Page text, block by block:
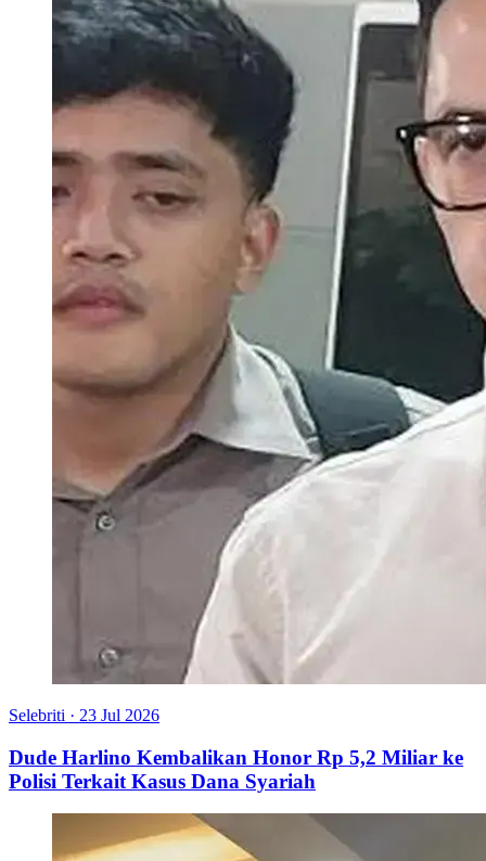
Selebriti · 23 Jul 2026
Dude Harlino Kembalikan Honor Rp 5,2 Miliar ke
Polisi Terkait Kasus Dana Syariah